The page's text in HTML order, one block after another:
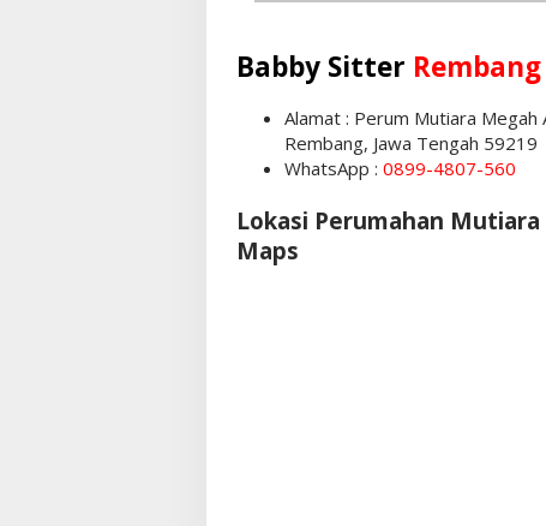
Babby Sitter Rembang
Alamat : Perum Mutiara
Rembang, Jawa Tengah 59219
WhatsApp : 0899-4807-560
Lokasi Perumahan
Maps